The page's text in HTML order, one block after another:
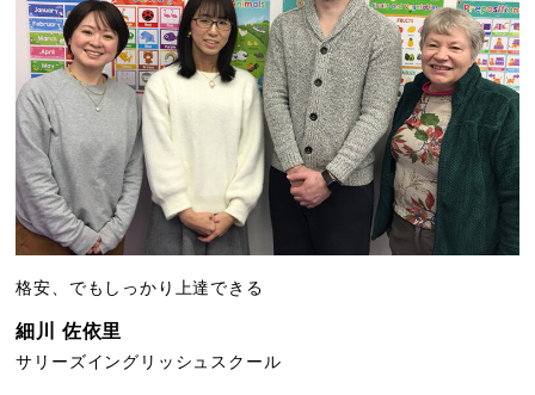
格安、でもしっかり上達できる
細川 佐依里
サリーズイングリッシュスクール